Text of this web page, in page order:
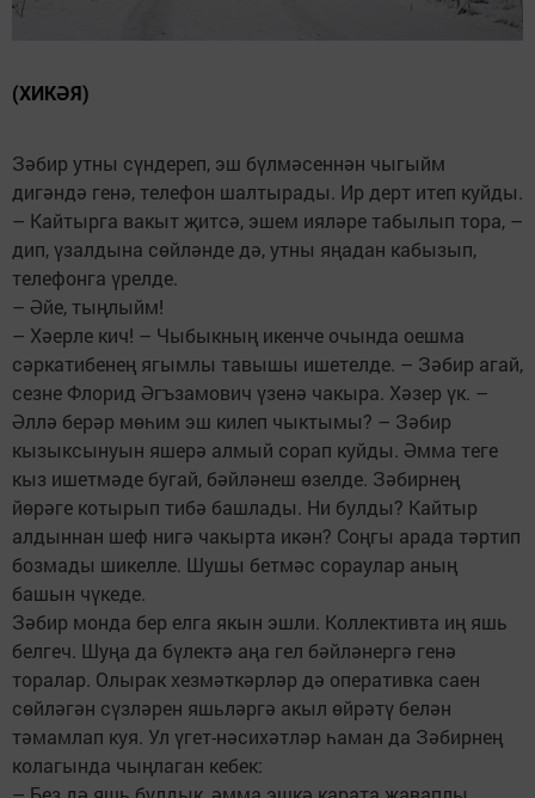
(ХИКӘЯ)
Зәбир утны сүндереп, эш бүлмәсеннән чыгыйм
дигәндә генә, телефон шалтырады. Ир дерт итеп куйды.
– Кайтырга вакыт җитсә, эшем ияләре табылып тора, –
дип, үзалдына сөйләнде дә, утны яңадан кабызып,
телефонга үрелде.
– Әйе, тыңлыйм!
– Хәерле кич! – Чыбыкның икенче очында оешма
сәркатибенең ягымлы тавышы ишетелде. – Зәбир агай,
сезне Флорид Әгъзамович үзенә чакыра. Хәзер үк. –
Әллә берәр мөһим эш килеп чыктымы? – Зәбир
кызыксынуын яшерә алмый сорап куйды. Әмма теге
кыз ишетмәде бугай, бәйләнеш өзелде. Зәбирнең
йөрәге котырып тибә башлады. Ни булды? Кайтыр
алдыннан шеф нигә чакырта икән? Соңгы арада тәртип
бозмады шикелле. Шушы бетмәс сораулар аның
башын чүкеде.
Зәбир монда бер елга якын эшли. Коллективта иң яшь
белгеч. Шуңа да бүлектә аңа гел бәйләнергә генә
торалар. Олырак хезмәткәрләр дә оперативка саен
сөйләгән сүзләрен яшьләргә акыл өйрәтү белән
тәмамлап куя. Ул үгет-нәсихәтләр һаман да Зәбирнең
колагында чыңлаган кебек: